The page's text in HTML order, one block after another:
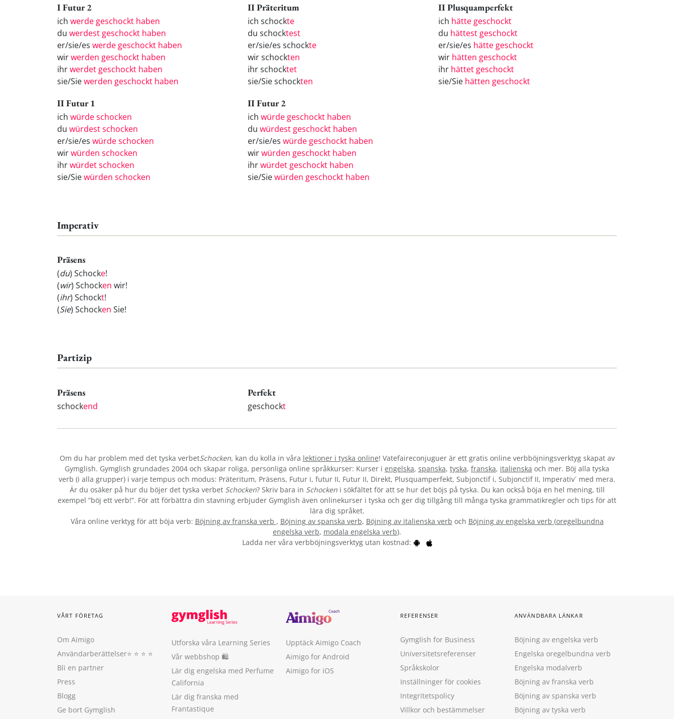
I Futur 2
ich werde geschockt haben
du werdest geschockt haben
er/sie/es werde geschockt haben
wirwerden geschockt haben
ihrwerdet geschockt haben
sie/Siewerden geschockt haben
II Präteritum
ich schockte
du schocktest
er/sie/es schockte
wir schockten
ihr schocktet
sie/Sie schockten
II Plusquamperfekt
ich hätte geschockt
du hättest geschockt
er/sie/es hätte geschockt
wir hätten geschockt
ihr hättet geschockt
sie/Sie hätten geschockt
II Futur 1
ich würde schocken
du würdest schocken
er/sie/es würde schocken
wirwürden schocken
ihrwürdet schocken
sie/Siewürden schocken
II Futur 2
ich würde geschockt haben
du würdest geschockt haben
er/sie/es würde geschockt haben
wirwürden geschockt haben
ihrwürdet geschockt haben
sie/Siewürden geschockt haben
Imperativ
Präsens
(du) Schocke!
(wir) Schocken wir!
(ihr) Schockt!
(Sie) Schocken Sie!
Partizip
Präsens
schockend
Perfekt
geschockt
Om du har problem med det tyska verbetSchocken, kan du kolla in våra lektioner i tyska online! Vatefaireconjuguer är ett gratis online verbböjningsverktyg skapat av
Gymglish. Gymglish grundades 2004 och skapar roliga, personliga online språkkurser: Kurser i engelska, spanska, tyska, franska, italienska och mer. Böj alla tyska
verb (i alla grupper) i varje tempus och modus: Präteritum, Präsens, Futur i, futur II, Futur II, Direkt, Plusquamperfekt, Subjonctif i, Subjonctif II, Imperativ´ med mera.
Är du osäker på hur du böjer det tyska verbet Schocken? Skriv bara in Schockeni sökfältet för att se hur det böjs på tyska. Du kan också böja en hel mening, till
exempel ”böj ett verb!”. För att förbättra din stavning erbjuder Gymglish även onlinekurser i tyska och ger dig tillgång till många tyska grammatikregler och tips för att
lära dig språket.
Våra online verktyg för att böja verb: Böjning av franska verb , Böjning av spanska verb, Böjning av italienska verb och Böjning av engelska verb (oregelbundna
engelska verb, modala engelska verb).
Ladda ner våra verbböjningsverktyg utan kostnad:
VÅRT FÖRETAG
Om Aimigo
Användarberättelser⭐️ ⭐️ ⭐️ ⭐️
Bli en partner
Press
Blogg
Ge bort Gymglish
Utforska våra Learning Series
Vår webbshop 🛍
Lär dig engelska med Perfume
California
Lär dig franska med
Frantastique
Upptäck Aimigo Coach
Aimigo for Android
Aimigo for iOS
REFERENSER
Gymglish for Business
Universitetsreferenser
Språkskolor
Inställninger för cookies
Integritetspolicy
Villkor och bestämmelser
ANVÄNDBARA LÄNKAR
Böjning av engelska verb
Engelska oregelbundna verb
Engelska modalverb
Böjning av franska verb
Böjning av spanska verb
Böjning av tyska verb